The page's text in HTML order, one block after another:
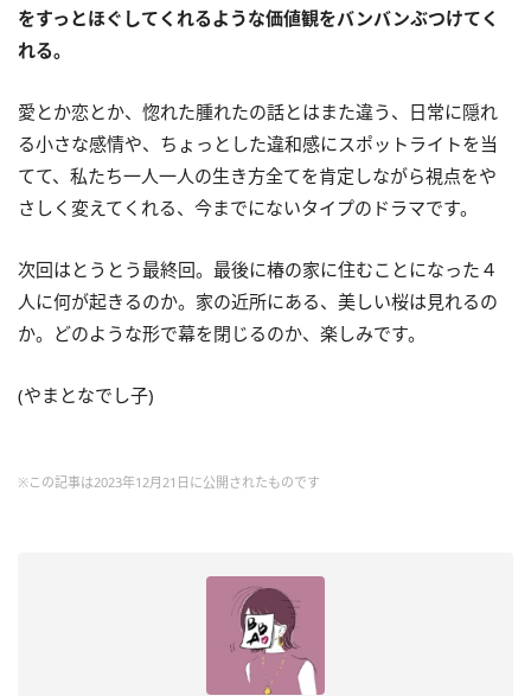
をすっとほぐしてくれるような価値観をバンバンぶつけてく
れる。
愛とか恋とか、惚れた腫れたの話とはまた違う、日常に隠れ
る小さな感情や、ちょっとした違和感にスポットライトを当
てて、私たち一人一人の生き方全てを肯定しながら視点をや
さしく変えてくれる、今までにないタイプのドラマです。
次回はとうとう最終回。最後に椿の家に住むことになった４
人に何が起きるのか。家の近所にある、美しい桜は見れるの
か。どのような形で幕を閉じるのか、楽しみです。
(やまとなでし子)
※この記事は2023年12月21日に公開されたものです